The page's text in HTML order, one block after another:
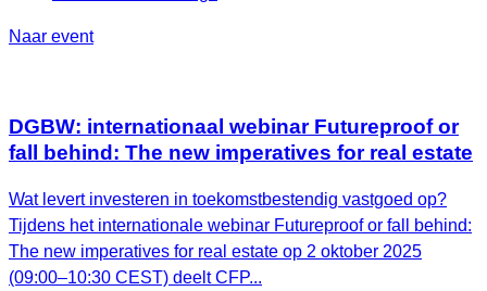
Naar event
DGBW: internationaal webinar Futureproof or
fall behind: The new imperatives for real estate
Wat levert investeren in toekomstbestendig vastgoed op?
Tijdens het internationale webinar Futureproof or fall behind:
The new imperatives for real estate op 2 oktober 2025
(09:00–10:30 CEST) deelt CFP...